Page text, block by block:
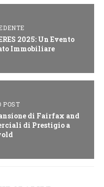
2025: Un Evento
Immobiliare
POST
di Fairfax and
di Prestigio a